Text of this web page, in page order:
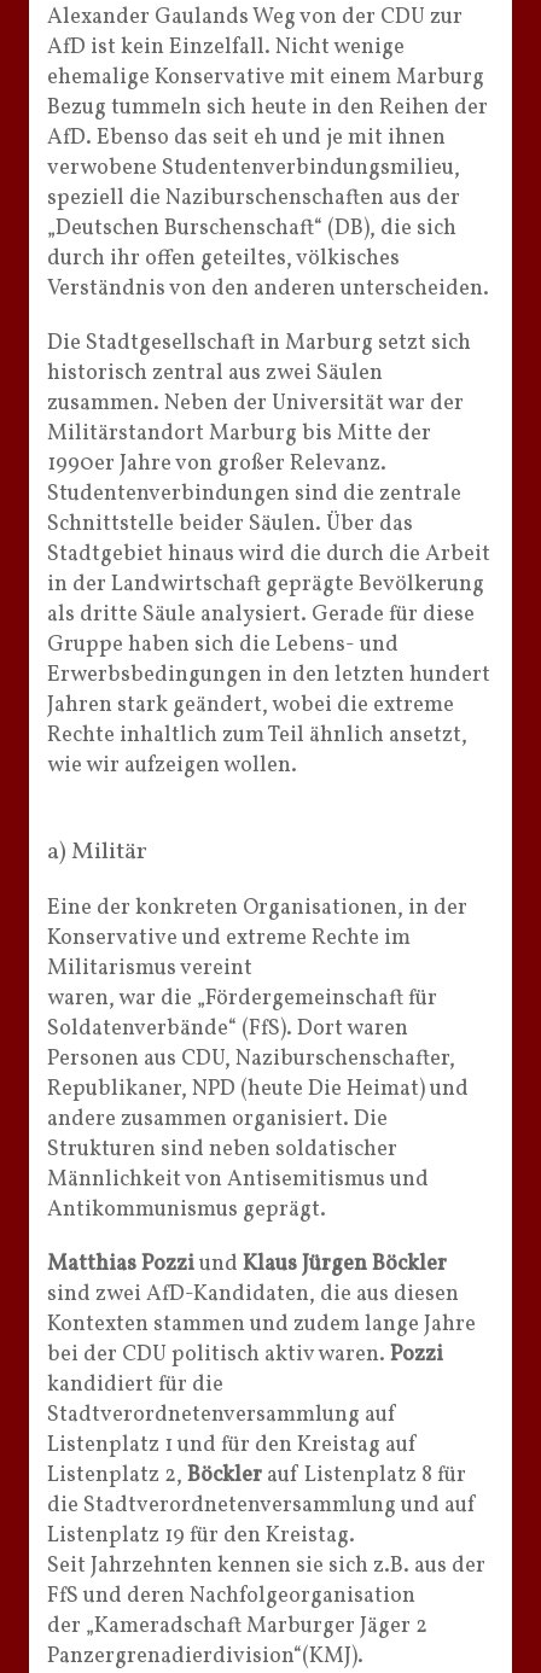
Alexander Gaulands Weg von der CDU zur
AfD ist kein Einzelfall. Nicht wenige
ehemalige Konservative mit einem Marburg
Bezug tummeln sich heute in den Reihen der
AfD. Ebenso das seit eh und je mit ihnen
verwobene Studentenverbindungsmilieu,
speziell die Naziburschenschaften aus der
„Deutschen Burschenschaft“ (DB), die sich
durch ihr offen geteiltes, völkisches
Verständnis von den anderen unterscheiden.
Die Stadtgesellschaft in Marburg setzt sich
historisch zentral aus zwei Säulen
zusammen. Neben der Universität war der
Militärstandort Marburg bis Mitte der
1990er Jahre von großer Relevanz.
Studentenverbindungen sind die zentrale
Schnittstelle beider Säulen. Über das
Stadtgebiet hinaus wird die durch die Arbeit
in der Landwirtschaft geprägte Bevölkerung
als dritte Säule analysiert. Gerade für diese
Gruppe haben sich die Lebens- und
Erwerbsbedingungen in den letzten hundert
Jahren stark geändert, wobei die extreme
Rechte inhaltlich zum Teil ähnlich ansetzt,
wie wir aufzeigen wollen.
a) Militär
Eine der konkreten Organisationen, in der
Konservative und extreme Rechte im
Militarismus vereint
waren, war die „Fördergemeinschaft für
Soldatenverbände“ (FfS). Dort waren
Personen aus CDU, Naziburschenschafter,
Republikaner, NPD (heute Die Heimat) und
andere zusammen organisiert. Die
Strukturen sind neben soldatischer
Männlichkeit von Antisemitismus und
Antikommunismus geprägt.
Matthias Pozziund Klaus Jürgen Böckler
sind zwei AfD-Kandidaten, die aus diesen
Kontexten stammen und zudem lange Jahre
bei der CDU politisch aktiv waren. Pozzi
kandidiert für die
Stadtverordnetenversammlung auf
Listenplatz 1 und für den Kreistag auf
Listenplatz 2, Böckler auf Listenplatz 8 für
die Stadtverordnetenversammlung und auf
Listenplatz 19 für den Kreistag.
Seit Jahrzehnten kennen sie sich z.B. aus der
FfS und deren Nachfolgeorganisation
der „Kameradschaft Marburger Jäger 2
Panzergrenadierdivision“(KMJ).